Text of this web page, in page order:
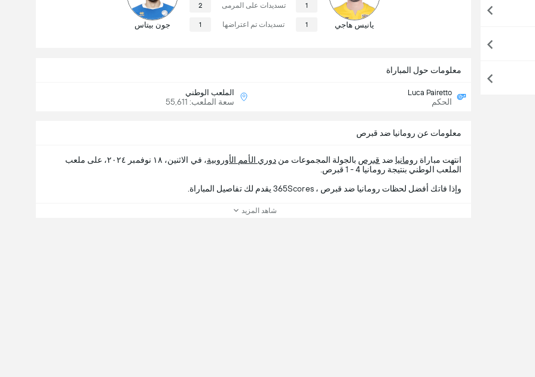
يانيس هاجي
1 تسديدات على المرمى 2
1 تسديدات تم اعتراضها 1 جون بيتاس
معلومات حول المباراة
Luca Pairetto
الحكم
الملعب الوطني
سعة الملعب: 55,611
معلومات عن رومانيا ضد قبرص
انتهت مباراة رومانيا ضد قبرص بالجولة المجموعات مندوري الأمم الأوروبية
، في الاثنين، ١٨ نوفمبر ٢٠٢٤، على ملعب
الملعب الوطني بنتيجة رومانيا 4 - 1 قبرص.
وإذا فاتك أفضل لحظات رومانيا ضد قبرص ، 365Scores يقدم لك تفاصيل المباراة.
شاهد المزيد